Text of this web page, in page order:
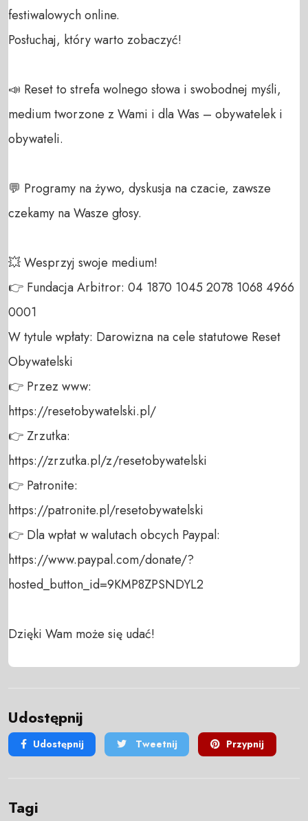
festiwalowych online.
Posłuchaj, który warto zobaczyć!
📣 Reset to strefa wolnego słowa i swobodnej myśli,
medium tworzone z Wami i dla Was – obywatelek i
obywateli.
💬 Programy na żywo, dyskusja na czacie, zawsze
czekamy na Wasze głosy.
💥 Wesprzyj swoje medium!
👉 Fundacja Arbitror: 04 1870 1045 2078 1068 4966
0001
W tytule wpłaty: Darowizna na cele statutowe Reset
Obywatelski
👉 Przez www:
https://resetobywatelski.pl/
👉 Zrzutka:
https://zrzutka.pl/z/resetobywatelski
👉 Patronite:
https://patronite.pl/resetobywatelski
👉 Dla wpłat w walutach obcych Paypal:
https://www.paypal.com/donate/?
hosted_button_id=9KMP8ZPSNDYL2
Dzięki Wam może się udać!
Udostępnij
Udostępnij Tweetnij Przypnij
Tagi